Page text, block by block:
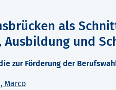
als
Ausbildung und
zur Förderung der
Marco